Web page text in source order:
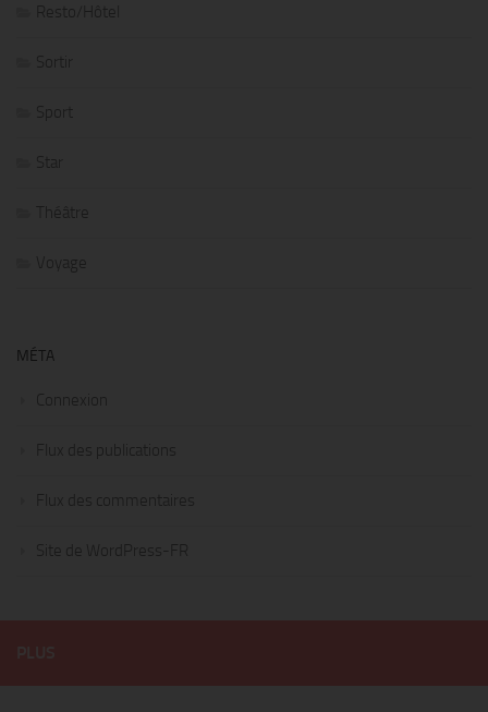
Resto/Hôtel
Sortir
Sport
Star
Théâtre
Voyage
MÉTA
Connexion
Flux des publications
Flux des commentaires
Site de WordPress-FR